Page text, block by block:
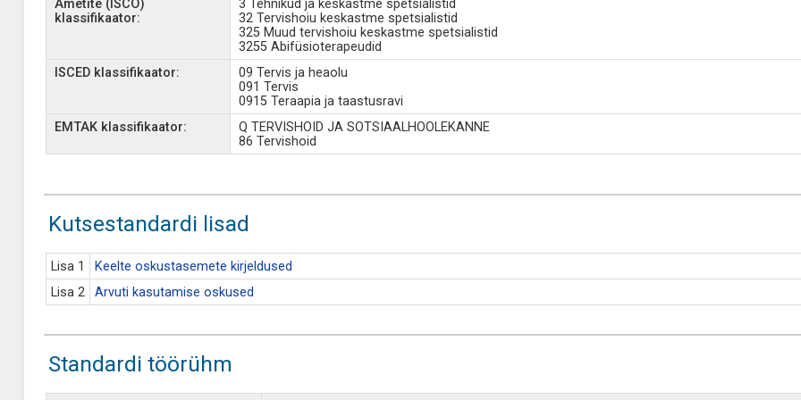
Ametite (ISCO)
klassifikaator:
3 Tehnikud ja keskastme spetsialistid
32 Tervishoiu keskastme spetsialistid
325 Muud tervishoiu keskastme spetsialistid
3255 Abifüsioterapeudid
ISCED klassifikaator:
09 Tervis ja heaolu
091 Tervis
0915 Teraapia ja taastusravi
EMTAK klassifikaator:
Q TERVISHOID JA SOTSIAALHOOLEKANNE
86 Tervishoid
Kutsestandardi lisad
Lisa 1
Keelte oskustasemete kirjeldused
Lisa 2
Arvuti kasutamise oskused
Standardi töörühm